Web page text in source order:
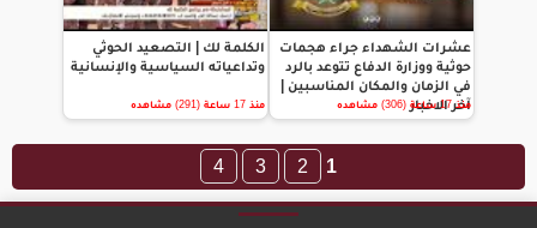
عشرات الشهداء جراء هجمات
حوثية ووزارة الدفاع تتوعد بالرد
في الزمان والمكان المناسبين |
آخر الاخبار
منذ 17 ساعة (306) مشاهده
الكلمة لك | التصعيد الحوثي
وتداعياته السياسية والإنسانية
منذ 17 ساعة (291) مشاهده
1
2
3
4